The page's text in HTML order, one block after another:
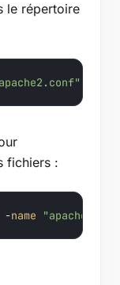
le répertoire
fichiers :
-name